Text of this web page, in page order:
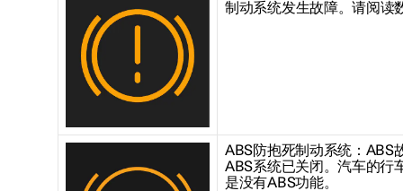
制动系统发生故障。请阅读
ABS防抱死制动系统：ABS
ABS系统已关闭。汽车的行
是没有ABS功能。